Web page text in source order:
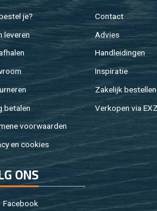
je?
le­ve­ren
be­ta­len
voor­waar­den
en coo­kies
Con­tact
Ad­vies
Hand­lei­din­gen
In­spi­ra­tie
Za­ke­lijk be­stel­len
Ver­ko­pen via
ONS
Fa­cebook